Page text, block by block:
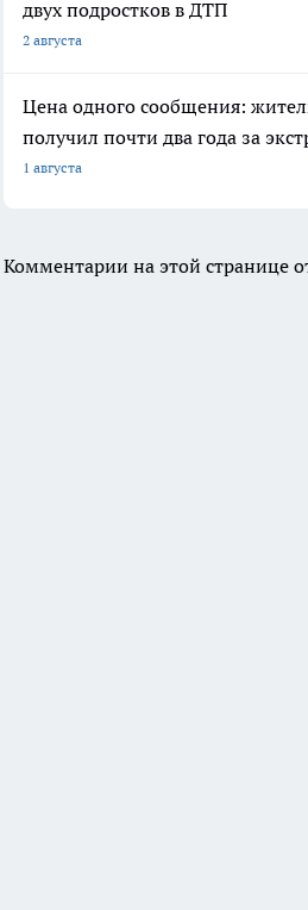
двух подростков в ДТП
2 августа
Цена одного сообщения:
получил почти два года за
1 августа
Комментарии на этой странице